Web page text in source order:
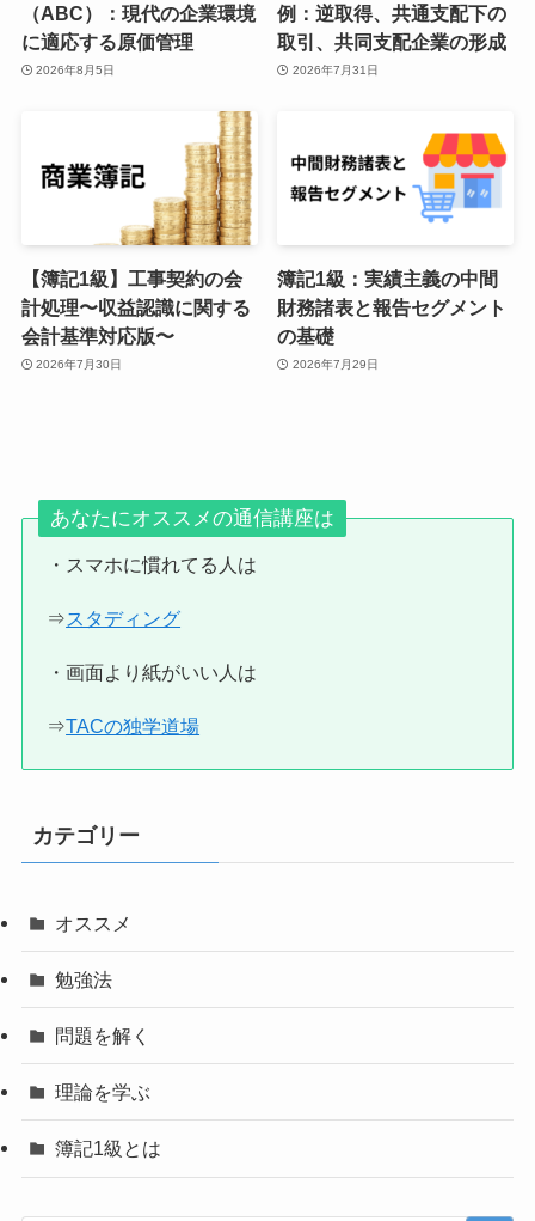
（ABC）：現代の企業環境
に適応する原価管理
2026年8月5日
例：逆取得、共通支配下の
取引、共同支配企業の形成
2026年7月31日
【簿記1級】工事契約の会
計処理〜収益認識に関する
会計基準対応版〜
2026年7月30日
簿記1級：実績主義の中間
財務諸表と報告セグメント
の基礎
2026年7月29日
あなたにオススメの通信講座は
・スマホに慣れてる人は
⇒スタディング
・画面より紙がいい人は
⇒TACの独学道場
カテゴリー
オススメ
勉強法
問題を解く
理論を学ぶ
簿記1級とは